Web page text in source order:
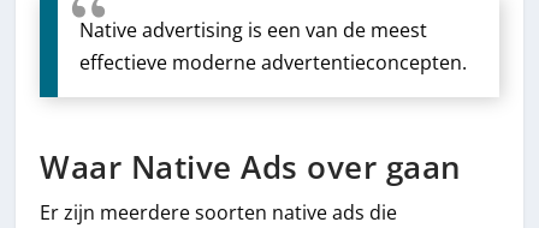
Native advertising is een van de meest
effectieve moderne advertentieconcepten.
Waar Native Ads over gaan
Er zijn meerdere soorten native ads die